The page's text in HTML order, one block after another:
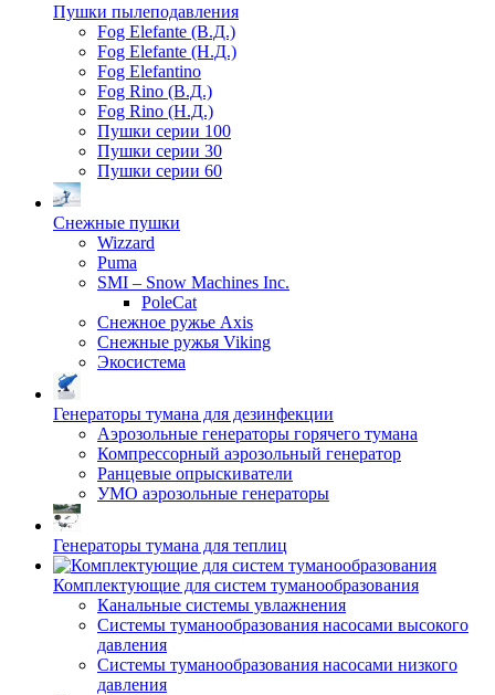
Пушки пылеподавления
Fog Elefante (В.Д.)
Fog Elefante (Н.Д.)
Fog Elefantino
Fog Rino (В.Д.)
Fog Rino (Н.Д.)
Пушки серии 100
Пушки серии 30
Пушки серии 60
Снежные пушки
Wizzard
Puma
SMI – Snow Machines Inc.
PoleCat
Снежное ружье Axis
Снежные ружья Viking
Экосистема
Генераторы тумана для дезинфекции
Аэрозольные генераторы горячего тумана
Компрессорный аэрозольный генератор
Ранцевые опрыскиватели
УМО аэрозольные генераторы
Генераторы тумана для теплиц
Комплектующие для систем туманообразования
Канальные системы увлажнения
Системы туманообразования насосами высокого
давления
Системы туманообразования насосами низкого
давления